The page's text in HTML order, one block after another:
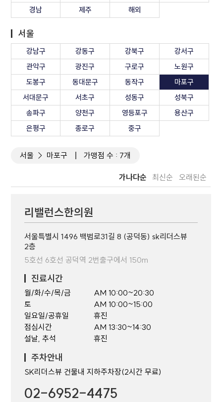
경남
제주 해외
서울
강남구 강동구 강북구
강서구
관악구
광진구 구로구
노원구
도봉구
동대문구 동작구
마포구
서대문구
서초구 성동구
성북구
송파구
양천구 영등포구
용산구
은평구
종로구 중구
서울 마포구 가맹점 수 : 7개
가나다순 최신순 오래된순
리밸런스한의원
서울특별시 1496 백범로31길 8 (공덕동) sk리더스뷰
2층
5호선 6호선 공덕역 2번출구에서 150m
진료시간
월/화/수/목/금
토
일요일/공휴일
점심시간
설날, 추석
AM 10:00~20:30
AM 10:00~15:00
휴진
AM 13:30~14:30
휴진
주차안내
SK리더스뷰 건물내 지하주차장(2시간 무료)
02-6952-4475